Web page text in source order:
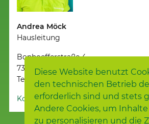
Diese Website benutzt
den technischen Betrieb
erforderlich sind und stets
Andere Cookies, um
zu personalisieren und die
Andrea Möck
Hausleitung
Bonhoefferstraße 4
73760 Ostfildern
Telefon 0711 / 9003820
Kontakt aufnehmen